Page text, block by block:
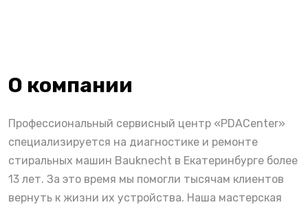
О компании
Профессиональный сервисный центр «PDACenter»
специализируется на диагностике и ремонте
стиральных машин Bauknecht в Екатеринбурге более
13 лет. За это время мы помогли тысячам клиентов
вернуть к жизни их устройства. Наша мастерская